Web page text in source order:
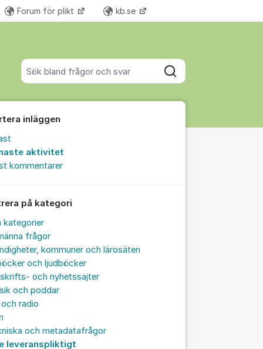
Sök bland alla inlägg
Sök
Forum för plikt kb.se Fler supportlänkar
inläggen
aktivitet
kommentarer
på kategori
kategorier
frågor
kommuner och lärosäten
och ljudböcker
och nyhetssajter
och poddar
radio
och metadatafrågor
leveranspliktigt